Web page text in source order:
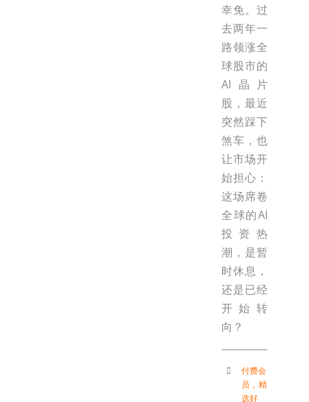
幸免。过
去两年一
路领涨全
球股市的
AI晶片
股，最近
突然踩下
煞车，也
让市场开
始担心：
这场席卷
全球的AI
投资热
潮，是暂
时休息，
还是已经
开始转
向？
付费会
员 ， 精
选好